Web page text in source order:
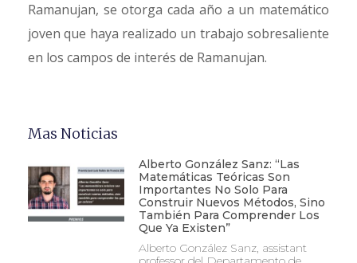
Ramanujan, se otorga cada año a un matemático
joven que haya realizado un trabajo sobresaliente
en los campos de interés de Ramanujan.
Mas Noticias
Alberto González Sanz: “Las
Matemáticas Teóricas Son
Importantes No Solo Para
Construir Nuevos Métodos, Sino
También Para Comprender Los
Que Ya Existen”
Alberto González Sanz, assistant